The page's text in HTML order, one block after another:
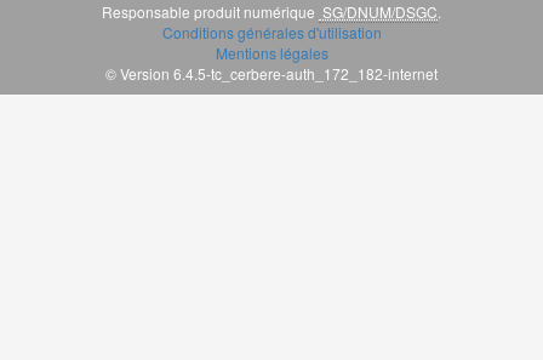
Responsable produit numérique SG/DNUM/DSGC.
Conditions générales d'utilisation
Mentions légales
© Version 6.4.5-tc_cerbere-auth_172_182-internet